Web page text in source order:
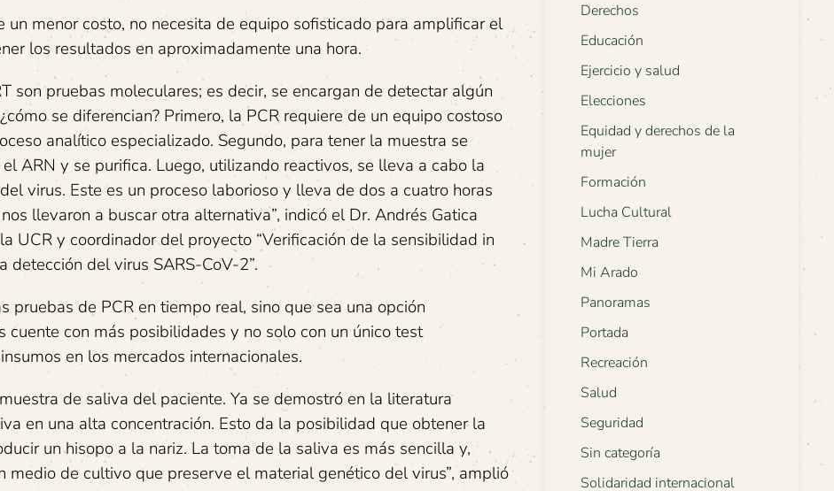
un menor costo, no necesita de equipo sofisticado para amplificar el
los resultados en aproximadamente una hora.
son pruebas moleculares; es decir, se encargan de detectar algún
se diferencian? Primero, la PCR requiere de un equipo costoso
analítico especializado. Segundo, para tener la muestra se
ARN y se purifica. Luego, utilizando reactivos, se lleva a cabo la
virus. Este es un proceso laborioso y lleva de dos a cuatro horas
llevaron a buscar otra alternativa”, indicó el Dr. Andrés Gatica
UCR y coordinador del proyecto “Verificación de la sensibilidad in
del virus SARS-CoV-2”.
pruebas de PCR en tiempo real, sino que sea una opción
con más posibilidades y no solo con un único test
en los mercados internacionales.
de saliva del paciente. Ya se demostró en la literatura
en una alta concentración. Esto da la posibilidad que obtener la
un hisopo a la nariz. La toma de la saliva es más sencilla y,
medio de cultivo que preserve el material genético del virus”, amplió
Derechos
Educación
Ejercicio y salud
Elecciones
Equidad y derechos de la
mujer
Formación
Lucha Cultural
Madre Tierra
Mi Arado
Panoramas
Portada
Recreación
Salud
Seguridad
Sin categoría
Solidaridad internacional